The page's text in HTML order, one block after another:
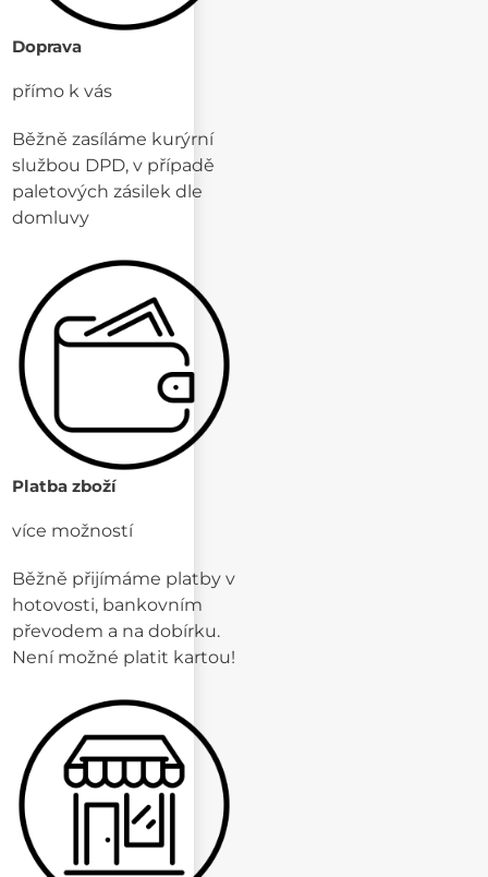
Doprava
přímo k vás
Běžně zasíláme kurýrní
službou DPD, v případě
paletových zásilek dle
domluvy
Platba zboží
více možností
Běžně přijímáme platby v
hotovosti, bankovním
převodem a na dobírku.
Není možné platit kartou!